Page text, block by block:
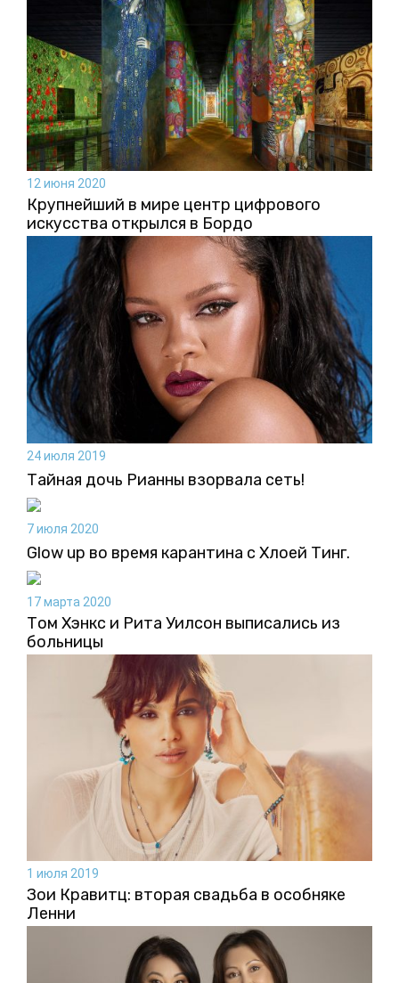
12 июня 2020
Крупнейший в мире центр цифрового
искусства открылся в Бордо
24 июля 2019
Тайная дочь Рианны взорвала сеть!
7 июля 2020
Glow up во время карантина с Хлоей Тинг.
17 марта 2020
Том Хэнкс и Рита Уилсон выписались из
больницы
1 июля 2019
Зои Кравитц: вторая свадьба в особняке
Ленни